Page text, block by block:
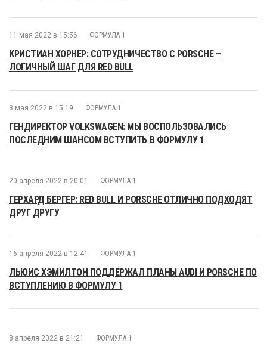
11 мая 2022 в 15:56 ФОРМУЛА 1
КРИСТИАН ХОРНЕР: СОТРУДНИЧЕСТВО С PORSCHE –
ЛОГИЧНЫЙ ШАГ ДЛЯ RED BULL
3 мая 2022 в 15:19 ФОРМУЛА 1
ГЕНДИРЕКТОР VOLKSWAGEN: МЫ ВОСПОЛЬЗОВАЛИСЬ
ПОСЛЕДНИМ ШАНСОМ ВСТУПИТЬ В ФОРМУЛУ 1
20 апреля 2022 в 20:01 ФОРМУЛА 1
ГЕРХАРД БЕРГЕР: RED BULL И PORSCHE ОТЛИЧНО ПОДХОДЯТ
ДРУГ ДРУГУ
16 апреля 2022 в 12:41 ФОРМУЛА 1
ЛЬЮИС ХЭМИЛТОН ПОДДЕРЖАЛ ПЛАНЫ AUDI И PORSCHE ПО
ВСТУПЛЕНИЮ В ФОРМУЛУ 1
8 апреля 2022 в 21:21 ФОРМУЛА 1